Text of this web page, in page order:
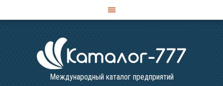
Международный каталог предприятий